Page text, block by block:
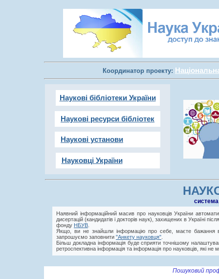
Координатор проекту:
Наукові бібліотеки України
Наукові ресурси бібліотек
Наукові установи
Науковці України
cистема
Наявний інформаційний масив про науковців України
дисертацій (кандидатів і докторів наук), захищених в Україні
фонду НБУВ
Якщо, ви не знайшли інформацію про себе, маєте бажання
запрошуємо заповнити "Анкету науковця"
Більш докладна інформація буде сприяти точнішому
ретроспективна інформація та інформація про науковців, які не
Пошуковий